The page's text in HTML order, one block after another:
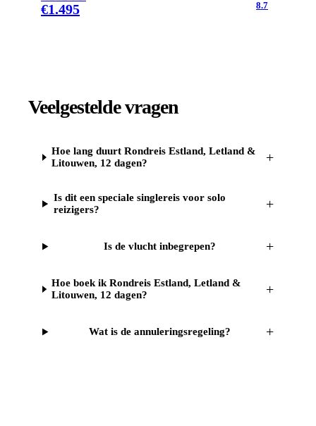
€1.495 8.7
Veelgestelde vragen
Hoe lang duurt Rondreis Estland, Letland &
Litouwen, 12 dagen?
+
Is dit een speciale singlereis voor solo
reizigers?
+
Is de vlucht inbegrepen? +
Hoe boek ik Rondreis Estland, Letland &
Litouwen, 12 dagen?
+
Wat is de annuleringsregeling? +